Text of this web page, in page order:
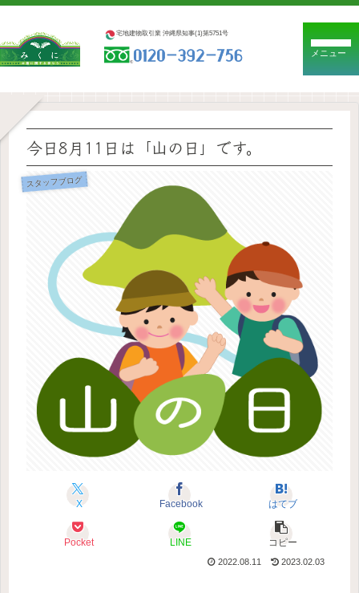
宅地建物取引業 沖縄県知事(1)第5751号
メニュー
今日8月11日は「山の日」です。
スタッフブログ
X Facebook はてブ
Pocket LINE コピー
2022.08.11 2023.02.03